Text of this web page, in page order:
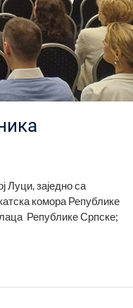
Луци, заједно са
комора Републике
Републике Српске;